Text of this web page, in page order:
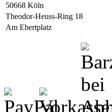
50668 Köln
Theodor-Heuss-Ring 18
Am Ebertplatz